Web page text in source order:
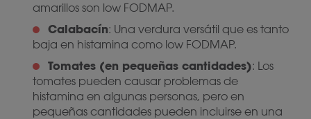
amarillos son low FODMAP.
Calabacín: Una verdura versátil que es tanto
baja en histamina como low FODMAP.
Tomates (en pequeñas cantidades): Los
tomates pueden causar problemas de
histamina en algunas personas, pero en
pequeñas cantidades pueden incluirse en una